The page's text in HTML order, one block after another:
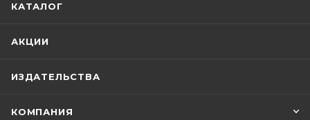
КАТАЛОГ
АКЦИИ
ИЗДАТЕЛЬСТВА
КОМПАНИЯ